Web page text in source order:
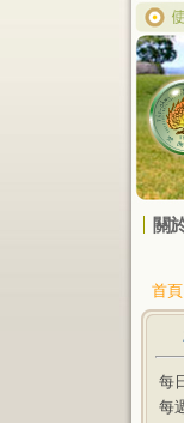
關
首頁
每
每